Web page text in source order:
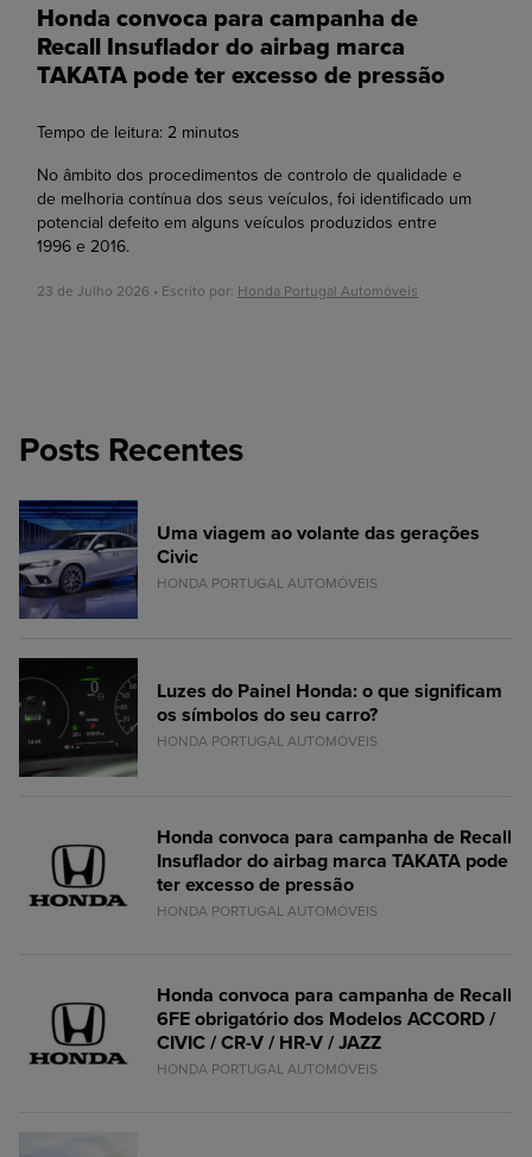
Honda convoca para campanha de
Recall Insuflador do airbag marca
TAKATA pode ter excesso de pressão
Tempo de leitura: 2 minutos
No âmbito dos procedimentos de controlo de qualidade e
de melhoria contínua dos seus veículos, foi identificado um
potencial defeito em alguns veículos produzidos entre
1996 e 2016.
23 de Julho 2026 • Escrito por: Honda Portugal Automóveis
Posts Recentes
Uma viagem ao volante das gerações
Civic
HONDA PORTUGAL AUTOMÓVEIS
Luzes do Painel Honda: o que significam
os símbolos do seu carro?
HONDA PORTUGAL AUTOMÓVEIS
Honda convoca para campanha de Recall
Insuflador do airbag marca TAKATA pode
ter excesso de pressão
HONDA PORTUGAL AUTOMÓVEIS
Honda convoca para campanha de Recall
6FE obrigatório dos Modelos ACCORD /
CIVIC / CR-V / HR-V / JAZZ
HONDA PORTUGAL AUTOMÓVEIS